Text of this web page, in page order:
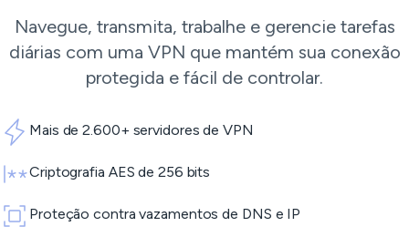
Navegue, transmita, trabalhe e gerencie tarefas
diárias com uma VPN que mantém sua conexão
protegida e fácil de controlar.
Mais de 2.600+ servidores de VPN
Criptografia AES de 256 bits
Proteção contra vazamentos de DNS e IP